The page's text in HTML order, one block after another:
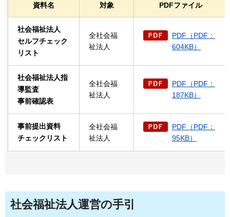
資料名 対象 PDFファイル
社会福祉法人
セルフチェック
リスト
全社会福
祉法人
PDF（PDF：
604KB）
社会福祉法人指
導監査
事前確認表
全社会福
祉法人
PDF（PDF：
187KB）
事前提出資料
チェックリスト
全社会福
祉法人
PDF（PDF：
95KB）
社会福祉法人運営の手引